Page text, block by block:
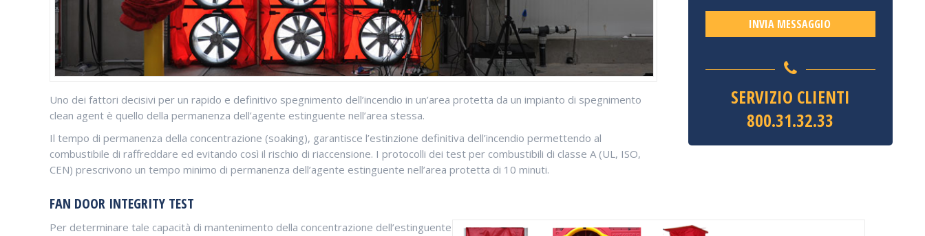
Uno dei fattori decisivi per un rapido e definitivo spegnimento dell’incendio in un’area protetta da un impianto di spegnimento
clean agent è quello della permanenza dell’agente estinguente nell’area stessa.
Il tempo di permanenza della concentrazione (soaking), garantisce l’estinzione definitiva dell’incendio permettendo al
combustibile di raffreddare ed evitando così il rischio di riaccensione. I protocolli dei test per combustibili di classe A (UL, ISO,
CEN) prescrivono un tempo minimo di permanenza dell’agente estinguente nell’area protetta di 10 minuti.
SERVIZIO CLIENTI
800.31.32.33
FAN DOOR INTEGRITY TEST
Per determinare tale capacità di mantenimento della concentrazione dell’estinguente